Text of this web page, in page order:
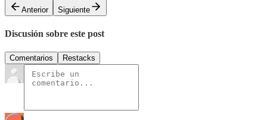
Anterior
Siguiente
Discusión sobre este post
Comentarios Restacks